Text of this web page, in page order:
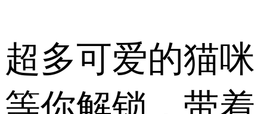
超多可爱的猫咪